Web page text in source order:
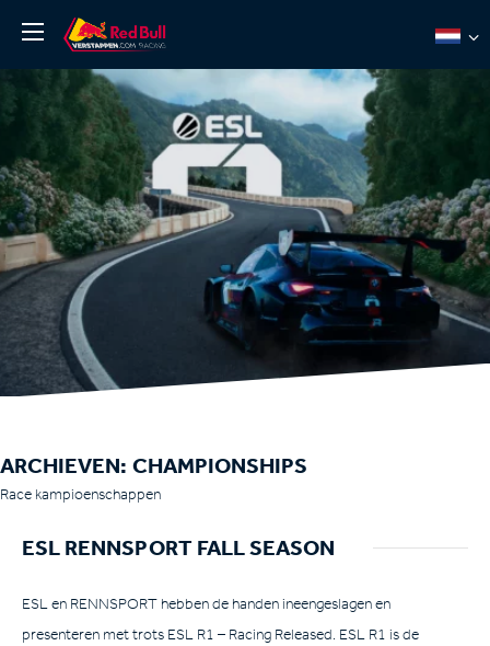
Nieuws
Over ons
Team Redline
Jos Verstappen
Thierry Vermeulen
Chris Lulham
Pro Simulation
Shop
Tickets
ARCHIEVEN: CHAMPIONSHIPS
Race kampioenschappen
ESL RENNSPORT FALL SEASON
ESL en RENNSPORT hebben de handen ineengeslagen en
presenteren met trots ESL R1 – Racing Released. ESL R1 is de